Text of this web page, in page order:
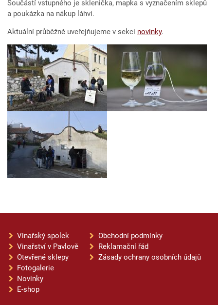
Součástí vstupného je sklenička, mapka s vyznačením sklepů
a poukázka na nákup láhví.
Aktuální průběžně uveřejňujeme v sekci novinky.
Vinařský spolek
Vinařství v Pavlově
Otevřené sklepy
Fotogalerie
Novinky
E-shop
Obchodní podmínky
Reklamační řád
Zásady ochrany osobních údajů